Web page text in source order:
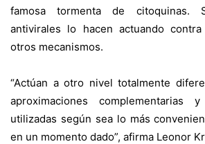
famosa tormenta de citoquinas.
antivirales lo hacen actuando
otros mecanismos.
“Actúan a otro nivel totalmente
aproximaciones
utilizadas según sea lo más
en un momento dado”, afirma Leonor